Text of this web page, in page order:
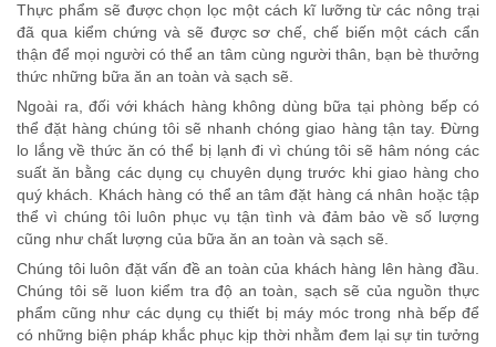
Thực phẩm sẽ được chọn lọc một cách kĩ lưỡng từ các nông trại
đã qua kiểm chứng và sẽ được sơ chế, chế biến một cách cẩn
thận để mọi người có thể an tâm cùng người thân, bạn bè thưởng
thức những bữa ăn an toàn và sạch sẽ.
Ngoài ra, đối với khách hàng không dùng bữa tại phòng bếp có
thể đặt hàng chúng tôi sẽ nhanh chóng giao hàng tận tay. Đừng
lo lắng về thức ăn có thể bị lạnh đi vì chúng tôi sẽ hâm nóng các
suất ăn bằng các dụng cụ chuyên dụng trước khi giao hàng cho
quý khách. Khách hàng có thể an tâm đặt hàng cá nhân hoặc tập
thể vì chúng tôi luôn phục vụ tận tình và đảm bảo về số lượng
cũng như chất lượng của bữa ăn an toàn và sạch sẽ.
Chúng tôi luôn đặt vấn đề an toàn của khách hàng lên hàng đầu.
Chúng tôi sẽ luon kiểm tra độ an toàn, sạch sẽ của nguồn thực
phẩm cũng như các dụng cụ thiết bị máy móc trong nhà bếp để
có những biện pháp khắc phục kịp thời nhằm đem lại sự tin tưởng